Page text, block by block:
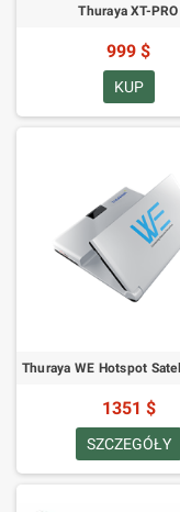
Thuraya XT-PRO
999 $
KUP
1351 $
SZCZEGÓŁY